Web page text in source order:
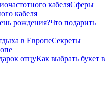
Сферы
кабеля
Что подарить
Секреты
Как выбрать букет в